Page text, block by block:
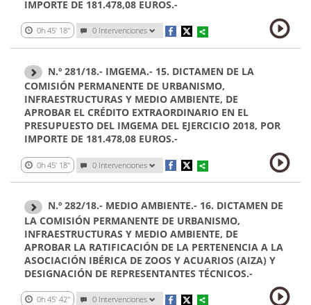
IMPORTE DE 181.478,08 EUROS.-
0h 45' 18'' 0 Intervenciones
N.º 281/18.- IMGEMA.- 15. DICTAMEN DE LA
COMISIÓN PERMANENTE DE URBANISMO,
INFRAESTRUCTURAS Y MEDIO AMBIENTE, DE
APROBAR EL CRÉDITO EXTRAORDINARIO EN EL
PRESUPUESTO DEL IMGEMA DEL EJERCICIO 2018, POR
IMPORTE DE 181.478,08 EUROS.-
0h 45' 18'' 0 Intervenciones
N.º 282/18.- MEDIO AMBIENTE.- 16. DICTAMEN DE
LA COMISIÓN PERMANENTE DE URBANISMO,
INFRAESTRUCTURAS Y MEDIO AMBIENTE, DE
APROBAR LA RATIFICACIÓN DE LA PERTENENCIA A LA
ASOCIACIÓN IBÉRICA DE ZOOS Y ACUARIOS (AIZA) Y
DESIGNACIÓN DE REPRESENTANTES TÉCNICOS.-
0h 45' 42'' 0 Intervenciones